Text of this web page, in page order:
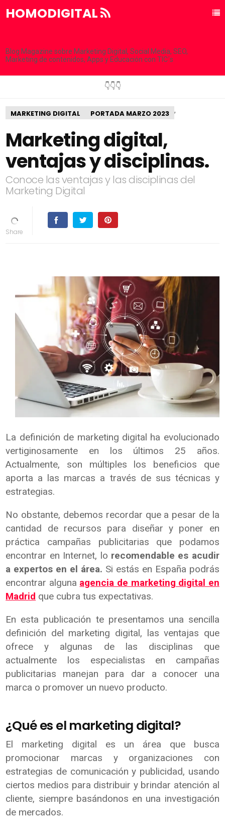
HOMODIGITAL
Blog Magazine sobre Marketing Digital, Social Media, SEO,
Marketing de contenidos, Apps y Educación con TIC´s
👇👇👇
MARKETING DIGITAL ,
PORTADA MARZO 2023
Marketing digital,
ventajas y disciplinas.
Conoce las ventajas y las disciplinas del
Marketing Digital
La definición de marketing digital ha evolucionado
vertiginosamente en los últimos 25 años.
Actualmente, son múltiples los beneficios que
aporta a las marcas a través de sus técnicas y
estrategias.
No obstante, debemos recordar que a pesar de la
cantidad de recursos para diseñar y poner en
práctica campañas publicitarias que podamos
encontrar en Internet, lo recomendable es acudir
a expertos en el área. Si estás en España podrás
encontrar alguna agencia de marketing digital en
Madrid que cubra tus expectativas.
En esta publicación te presentamos una sencilla
definición del marketing digital, las ventajas que
ofrece y algunas de las disciplinas que
actualmente los especialistas en campañas
publicitarias manejan para dar a conocer una
marca o promover un nuevo producto.
¿Qué es el marketing digital?
El marketing digital es un área que busca
promocionar marcas y organizaciones con
estrategias de comunicación y publicidad, usando
ciertos medios para distribuir y brindar atención al
cliente, siempre basándonos en una investigación
de mercados.